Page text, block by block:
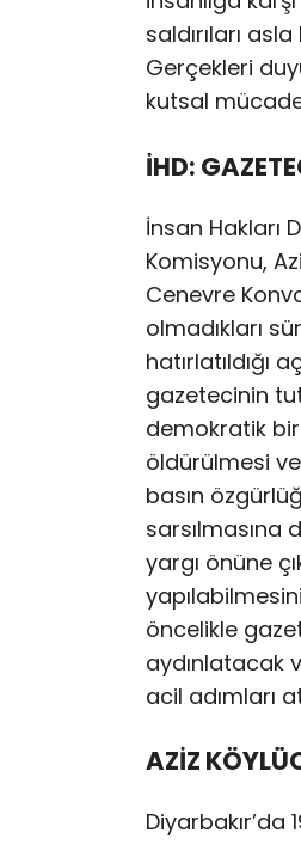
saldırıları
Gerçekleri
kutsal
İHD:
İnsan Hakları
Komisyonu,
Cenevre
olmadıkları
hatırlatıldığı
gazetecinin
demokratik bir
öldürülmesi
basın
sarsılmasına
yargı önüne
öncelikle
aydınlatacak
acil adımları
AZİZ
Diyarbakır’da